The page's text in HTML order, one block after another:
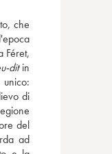
che
Féret,
dit in
di
del
ad